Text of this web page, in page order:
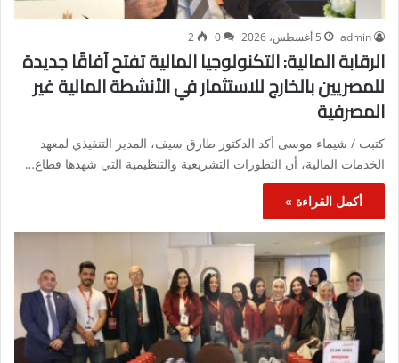
admin 5 أغسطس، 2026 0
2
الرقابة المالية: التكنولوجيا المالية تفتح آفاقًا جديدة
للمصريين بالخارج للاستثمار في الأنشطة المالية غير
المصرفية
كتبت / شيماء موسى أكد الدكتور طارق سيف، المدير التنفيذي لمعهد
الخدمات المالية، أن التطورات التشريعية والتنظيمية التي شهدها قطاع…
أكمل القراءة »